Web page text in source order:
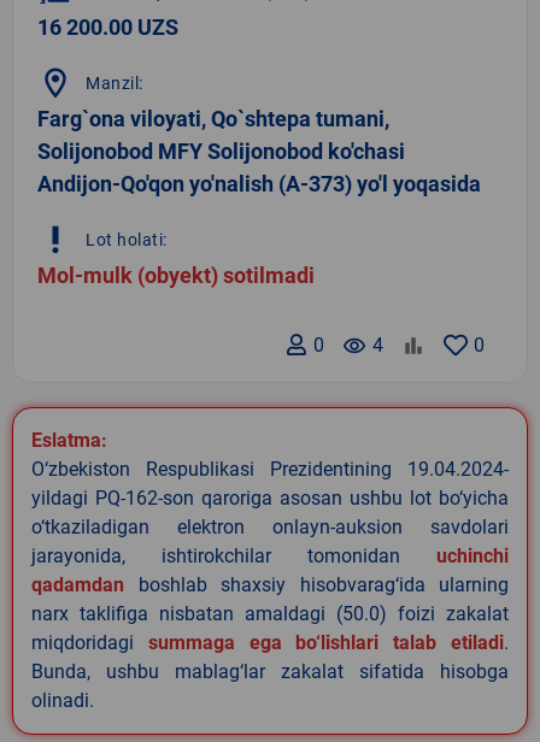
16 200.00 UZS
location_on Manzil:
Farg`ona viloyati, Qo`shtepa tumani,
Solijonobod MFY Solijonobod ko'chasi
Andijon-Qo'qon yo'nalish (A-373) yo'l yoqasida
priority_high Lot holati:
Mol-mulk (obyekt) sotilmadi
0
remove_red_eye 4
0
Eslatma:
O‘zbekiston Respublikasi Prezidentining 19.04.2024-
yildagi PQ-162-son qaroriga asosan ushbu lot bo‘yicha
o‘tkaziladigan elektron onlayn-auksion savdolari
jarayonida, ishtirokchilar tomonidan uchinchi
qadamdan boshlab shaxsiy hisobvarag‘ida ularning
narx taklifiga nisbatan amaldagi (50.0) foizi zakalat
miqdoridagi summaga ega bo‘lishlari talab etiladi.
Bunda, ushbu mablag‘lar zakalat sifatida hisobga
olinadi.